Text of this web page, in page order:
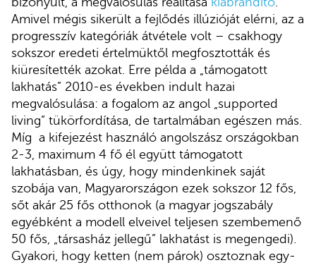
Amivel mégis sikerült a fejlődés illúzióját elérni, az a
progresszív kategóriák átvétele volt – csakhogy
sokszor eredeti értelmüktől megfosztották és
kiüresítették azokat. Erre példa a „támogatott
lakhatás” 2010-es években indult hazai
megvalósulása: a fogalom az angol „supported
living” tükörfordítása, de tartalmában egészen más.
Míg a kifejezést használó angolszász országokban
2-3, maximum 4 fő él együtt támogatott
lakhatásban, és úgy, hogy mindenkinek saját
szobája van, Magyarországon ezek sokszor 12 fős,
sőt akár 25 fős otthonok (a magyar jogszabály
egyébként a modell elveivel teljesen szembemenő
50 fős, „társasház jellegű” lakhatást is megengedi).
Gyakori, hogy ketten (nem párok) osztoznak egy-